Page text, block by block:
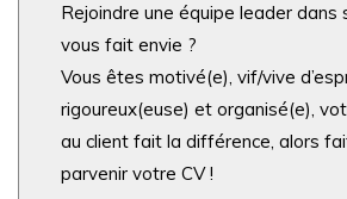
Rejoindre une équipe leader dans
vous fait envie ?
Vous êtes motivé(e), vif/vive
rigoureux(euse) et organisé(e),
au client fait la différence, alors
parvenir votre CV !